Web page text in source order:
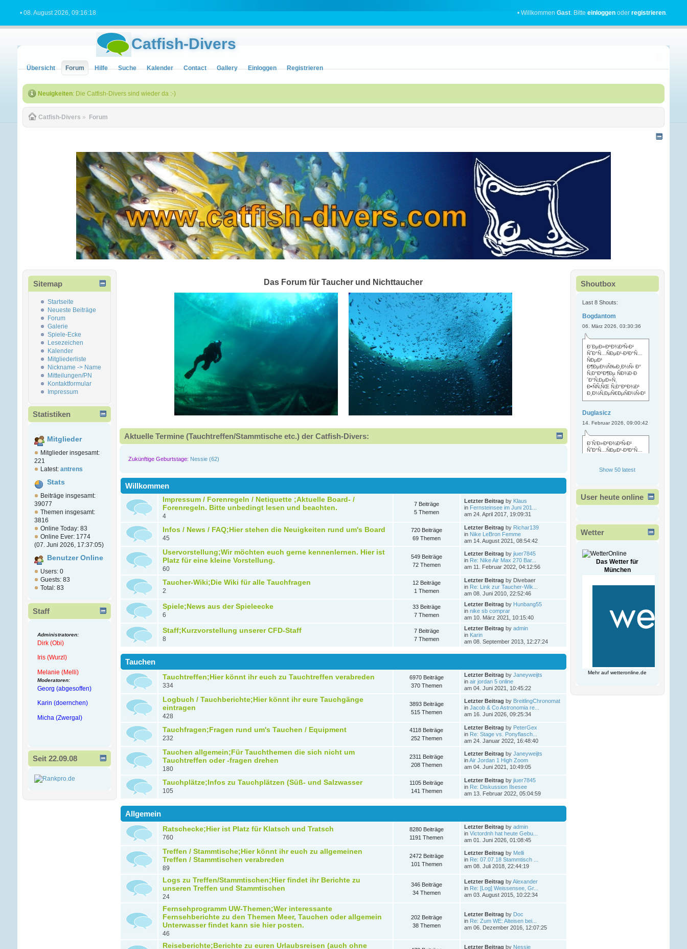
• 08. August 2026, 09:16:18 • WillkommenGast. Bitteeinloggen oderregistrieren.
Catfish-Divers
Übersicht Forum Hilfe Suche Kalender Contact Gallery Einloggen Registrieren
Neuigkeiten: Die Catfish-Divers sind wieder da :-)
Catfish-Divers » Forum
Sitemap
Startseite
Neueste Beiträge
Forum
Galerie
Spiele-Ecke
Lesezeichen
Kalender
Mitgliederliste
Nickname -> Name
Mitteilungen/PN
Kontaktformular
Impressum
Statistiken
Mitglieder
Mitglieder insgesamt:
221
Latest: antrens
Stats
Beiträge insgesamt:
39077
Themen insgesamt:
3816
Online Today: 83
Online Ever: 1774
(07. Juni 2026, 17:37:05)
Benutzer Online
Users: 0
Guests: 83
Total: 83
Staff
Administratoren:
Dirk (Obi)
Iris (Wurzl)
Melanie (Melli)
Moderatoren:
Georg (abgesoffen)
Karin (doernchen)
Micha (Zwergal)
Seit 22.09.08
Das Forum für Taucher und Nichttaucher
Aktuelle Termine (Tauchtreffen/Stammtische etc.) der Catfish-Divers:
Zukünftige Geburtstage: Nessie (62)
Willkommen
Impressum / Forenregeln / Netiquette ;Aktuelle Board- /
Forenregeln. Bitte unbedingt lesen und beachten.
4
7 Beiträge
5 Themen
Letzter Beitrag by Klaus
in Fernsteinsee im Juni 201...
am 24. April 2017, 19:09:31
Infos / News / FAQ;Hier stehen die Neuigkeiten rund um's Board
45
720 Beiträge
69 Themen
Letzter Beitrag by Richar139
in Nike LeBron Femme
am 14. August 2021, 08:54:42
Uservorstellung;Wir möchten euch gerne kennenlernen. Hier ist
Platz für eine kleine Vorstellung.
60
549 Beiträge
72 Themen
Letzter Beitrag byjiuer7845
in Re: Nike Air Max 270 Bar...
am 11. Februar 2022, 04:12:56
Taucher-Wiki;Die Wiki für alle Tauchfragen
2
12 Beiträge
1 Themen
Letzter Beitrag by Divebaer
in Re: Link zur Taucher-Wik...
am 08. Juni 2010, 22:52:46
Spiele;News aus der Spieleecke
6
33 Beiträge
7 Themen
Letzter Beitrag by Hunbang55
innike sb comprar
am 10. März 2021, 10:15:40
Staff;Kurzvorstellung unserer CFD-Staff
8
7 Beiträge
7 Themen
Letzter Beitrag byadmin
in Karin
am 08. September 2013, 12:27:24
Tauchen
Tauchtreffen;Hier könnt ihr euch zu Tauchtreffen verabreden
334
6970 Beiträge
370 Themen
Letzter Beitrag byJaneyweijts
inair jordan 5 online
am 04. Juni 2021, 10:45:22
Logbuch / Tauchberichte;Hier könnt ihr eure Tauchgänge
eintragen
428
3893 Beiträge
515 Themen
Letzter Beitrag by BreitlingChronomat
inJacob & Co Astronomia re...
am 16. Juni 2026, 09:25:34
Tauchfragen;Fragen rund um's Tauchen / Equipment
232
4118 Beiträge
252 Themen
Letzter Beitrag by PeterGex
in Re: Stage vs. Ponyflasch...
am 24. Januar 2022, 16:48:40
Tauchen allgemein;Für Tauchthemen die sich nicht um
Tauchtreffen oder -fragen drehen
180
2311 Beiträge
208 Themen
Letzter Beitrag byJaneyweijts
inAir Jordan 1 High Zoom
am 04. Juni 2021, 10:49:05
Tauchplätze;Infos zu Tauchplätzen (Süß- und Salzwasser
105
1105 Beiträge
141 Themen
Letzter Beitrag byjiuer7845
in Re: Diskussion Ilsesee
am 13. Februar 2022, 05:04:59
Allgemein
Ratschecke;Hier ist Platz für Klatsch und Tratsch
760
8280 Beiträge
1191 Themen
Letzter Beitrag byadmin
inVictordnh hat heute Gebu...
am 01. Juni 2026, 01:08:45
Treffen / Stammtische;Hier könnt ihr euch zu allgemeinen
Treffen / Stammtischen verabreden
89
2472 Beiträge
101 Themen
Letzter Beitrag by Melli
in Re: 07.07.18 Stammtisch ...
am 08. Juli 2018, 22:44:19
Logs zu Treffen/Stammtischen;Hier findet ihr Berichte zu
unseren Treffen und Stammtischen
24
346 Beiträge
34 Themen
Letzter Beitrag byAlexander
in Re: [Log] Weissensee, Gr...
am 03. August 2015, 10:22:34
Fernsehprogramm UW-Themen;Wer interessante
Fernsehberichte zu den Themen Meer, Tauchen oder allgemein
Unterwasser findet kann sie hier posten.
46
202 Beiträge
38 Themen
Letzter Beitrag by Doc
in Re: Zum WE: Alteisen bei...
am 06. Dezember 2016, 12:07:25
Reiseberichte;Berichte zu euren Urlaubsreisen (auch ohne
Letzter Beitrag by Nessie
Shoutbox
Last 8 Shouts:
Bogdantom
06. März 2026, 03:30:36
Ð¨ÐµÐ»ÐºÐ¾Ð²Ñ‹Ð¹
ÑˆÐ°Ñ…ÑÐµÐ¹-Ð²Ð°Ñ…
ÑÐµÐ¹
Ð¶ÐµÐ½Ñ‰Ð¸Ð½Ñ‹ Ð°
Ñ‚Ð°ÐºÐ¶Ðµ ÑÐ¾Ð·Ð
´Ð°Ñ‚ÐµÐ»Ñ.
Ð•ÑÑ‚ÑŒ Ñ‚Ð°ÐºÐ¾Ð¹
Ð¸Ð½Ñ‚ÐµÑ€ÐµÑÐ½Ñ‹Ð¹
Duglasicz
14. Februar 2026, 09:00:42
Ð¨Ñ‘Ð»ÐºÐ¾Ð²Ñ‹Ð¹
ÑˆÐ°Ñ…ÑÐµÐ¹-Ð²Ð°Ñ…
ÐšÐ°Ð¶Ð´Ð¾Ð¼Ñƒ
Ð¿Ñ€Ð¸ÑÐ¿Ð¾Ñ
´ÐµÐ½ÑŒ
Ð³Ð¾ÑÐ¿Ð¾Ð´Ð°!
Ð²Ð»Ð°Ð´ÐµÐ»ÑŒÑ†Ð°
Ð¿Ð¾Ð´ Ð
ÑˆÐ°Ñ…ÑÐµÐ¹-Ð²Ð°Ñ…
´Ð°Ñ‚ÐµÐ»Ñ.
Show 50 latest
User heute online
Wetter
Das Wetter für
München
Mehr aufwetteronline.de